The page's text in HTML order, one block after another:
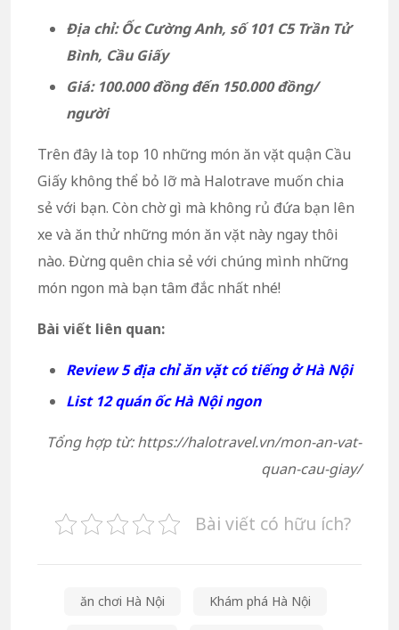
Địa chỉ: Ốc Cường Anh, số 101 C5 Trần Tử
Bình, Cầu Giấy
Giá: 100.000 đồng đến 150.000 đồng/
người
Trên đây là top 10 những món ăn vặt quận Cầu
Giấy không thể bỏ lỡ mà Halotrave muốn chia
sẻ với bạn. Còn chờ gì mà không rủ đứa bạn lên
xe và ăn thử những món ăn vặt này ngay thôi
nào. Đừng quên chia sẻ với chúng mình những
món ngon mà bạn tâm đắc nhất nhé!
Bài viết liên quan:
Review 5 địa chỉ ăn vặt có tiếng ở Hà Nội
List 12 quán ốc Hà Nội ngon
Tổng hợp từ: https://halotravel.vn/mon-an-vat-
quan-cau-giay/
Bài viết có hữu ích?
ăn chơi Hà Nội Khám phá Hà Nội